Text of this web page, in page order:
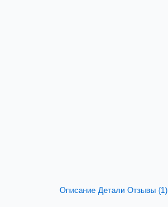
Описание Детали Отзывы (1)